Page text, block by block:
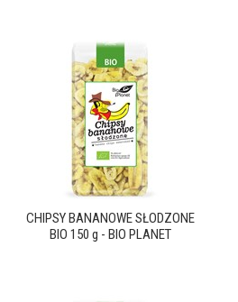
CHIPSY BANANOWE SŁODZONE
BIO 150 g - BIO PLANET